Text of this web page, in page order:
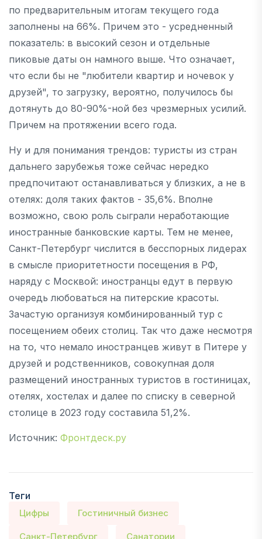
по предварительным итогам текущего года
заполнены на 66%. Причем это - усредненный
показатель: в высокий сезон и отдельные
пиковые даты он намного выше. Что означает,
что если бы не "любители квартир и ночевок у
друзей", то загрузку, вероятно, получилось бы
дотянуть до 80-90%-ной без чрезмерных усилий.
Причем на протяжении всего года.
Ну и для понимания трендов: туристы из стран
дальнего зарубежья тоже сейчас нередко
предпочитают останавливаться у близких, а не в
отелях: доля таких фактов - 35,6%. Вполне
возможно, свою роль сыграли неработающие
иностранные банковские карты. Тем не менее,
Санкт-Петербург числится в бесспорных лидерах
в смысле приоритетности посещения в РФ,
наряду с Москвой: иностранцы едут в первую
очередь любоваться на питерские красоты.
Зачастую организуя комбинированный тур с
посещением обеих столиц. Так что даже несмотря
на то, что немало иностранцев живут в Питере у
друзей и родственников, совокупная доля
размещений иностранных туристов в гостиницах,
отелях, хостелах и далее по списку в северной
столице в 2023 году составила 51,2%.
Источник: Фронтдеск.ру
Теги
Цифры Гостиничный бизнес
Санкт-Петербург Санатории